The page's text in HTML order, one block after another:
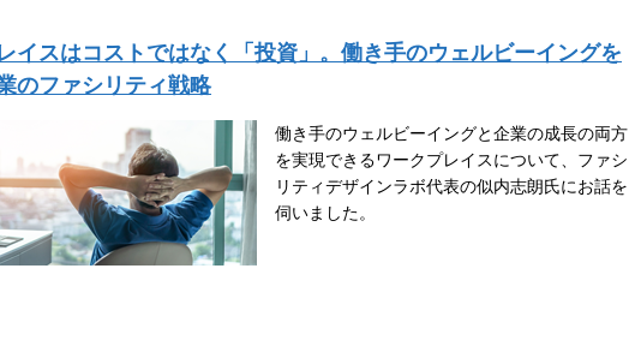
イスはコストではなく「投資」。働き手のウェルビーイングを
のファシリティ戦略
働き手のウェルビーイングと企業の成長の両方
を実現できるワークプレイスについて、ファシ
リティデザインラボ代表の似内志朗氏にお話を
伺いました。